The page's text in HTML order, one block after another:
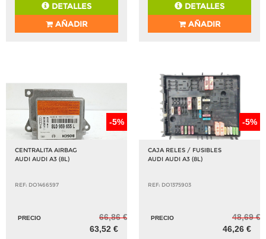
DETALLES
AÑADIR
DETALLES
AÑADIR
-5%
CENTRALITA AIRBAG
AUDI AUDI A3 (8L)
REF: DO1466597
PRECIO
66,86 €
63,52 €
-5%
CAJA RELES / FUSIBLES
AUDI AUDI A3 (8L)
REF: DO1375903
PRECIO
48,69 €
46,26 €